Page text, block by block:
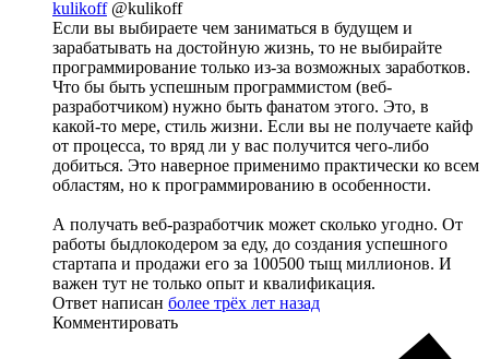
kulikoff @kulikoff
Если вы выбираете чем заниматься в будущем и
зарабатывать на достойную жизнь, то не выбирайте
программирование только из-за возможных заработков.
Что бы быть успешным программистом (веб-
разработчиком) нужно быть фанатом этого. Это, в
какой-то мере, стиль жизни. Если вы не получаете кайф
от процесса, то вряд ли у вас получится чего-либо
добиться. Это наверное применимо практически ко всем
областям, но к программированию в особенности.
А получать веб-разработчик может сколько угодно. От
работы быдлокодером за еду, до создания успешного
стартапа и продажи его за 100500 тыщ миллионов. И
важен тут не только опыт и квалификация.
Ответ написан более трёх лет назад
Комментировать